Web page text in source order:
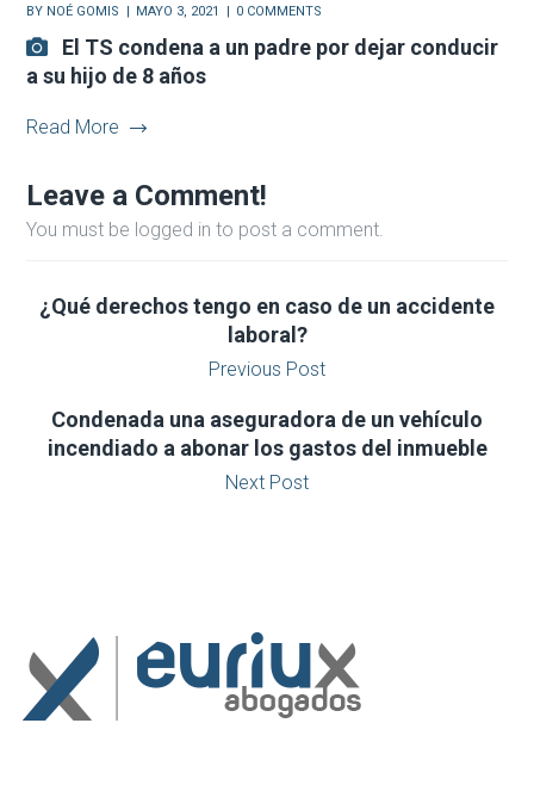
BY NOÉ GOMIS MAYO 3, 2021 0 COMMENTS
El TS condena a un padre por dejar conducir
a su hijo de 8 años
Read More
Leave a Comment!
You must be logged in to post a comment.
¿Qué derechos tengo en caso de un accidente
laboral?
Previous Post
Condenada una aseguradora de un vehículo
incendiado a abonar los gastos del inmueble
Next Post